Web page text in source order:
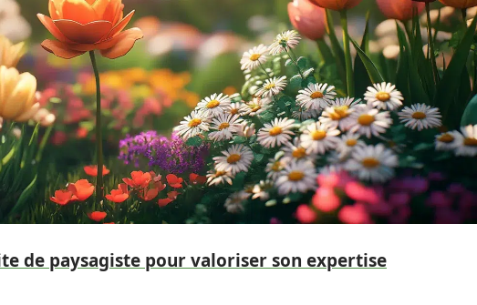
de paysagiste pour valoriser son expertise